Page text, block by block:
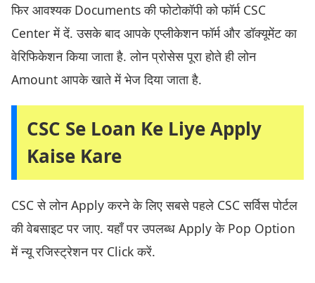
फिर आवश्यक Documents की फोटोकॉपी को फॉर्म CSC
Center में दें. उसके बाद आपके एप्लीकेशन फॉर्म और डॉक्यूमेंट का
वेरिफिकेशन किया जाता है. लोन प्रोसेस पूरा होते ही लोन
Amount आपके खाते में भेज दिया जाता है.
CSC Se Loan Ke Liye Apply
Kaise Kare
CSC से लोन Apply करने के लिए सबसे पहले CSC सर्विस पोर्टल
की वेबसाइट पर जाए. यहाँ पर उपलब्ध Apply के Pop Option
में न्यू रजिस्ट्रेशन पर Click करें.